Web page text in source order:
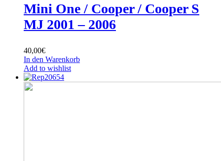
Mini One / Cooper / Cooper S
MJ 2001 – 2006
40,00€
In den Warenkorb
Add to wishlist